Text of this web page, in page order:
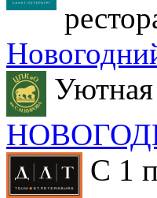
Уютная
С 1